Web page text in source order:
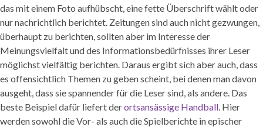
das mit einem Foto aufhübscht, eine fette Überschrift wählt oder
nur nachrichtlich berichtet. Zeitungen sind auch nicht gezwungen,
überhaupt zu berichten, sollten aber im Interesse der
Meinungsvielfalt und des Informationsbedürfnisses ihrer Leser
möglichst vielfältig berichten. Daraus ergibt sich aber auch, dass
es offensichtlich Themen zu geben scheint, bei denen man davon
ausgeht, dass sie spannender für die Leser sind, als andere. Das
beste Beispiel dafür liefert derortsansässige Handball. Hier
werden sowohl die Vor- als auch die Spielberichte in epischer